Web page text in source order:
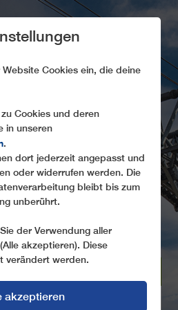
IM
MIT DER
MATERIAL
Cookies ein, die deine
Cookies und deren
in unseren
.
dort jederzeit angepasst und
oder widerrufen werden. Die
bleibt bis zum
unberührt.
der Verwendung aller
akzeptieren). Diese
verändert werden.
akzeptieren